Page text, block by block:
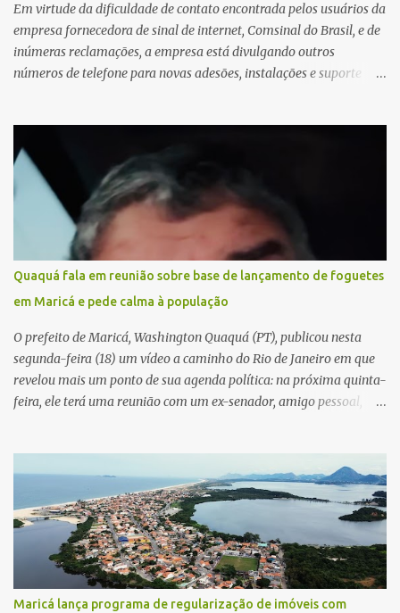
Em virtude da dificuldade de contato encontrada pelos usuários da
empresa fornecedora de sinal de internet, Comsinal do Brasil, e de
inúmeras reclamações, a empresa está divulgando outros
números de telefone para novas adesões, instalações e suporte
Quaquá fala em reunião sobre base de lançamento de foguetes
em Maricá e pede calma à população
O prefeito de Maricá, Washington Quaquá (PT), publicou nesta
segunda-feira (18) um vídeo a caminho do Rio de Janeiro em que
revelou mais um ponto de sua agenda política: na próxima quinta-
feira, ele terá uma reunião com um ex-senador, amigo pessoal,
atenção pela ousadia do projeto, que colocaria Maricá em um
novo patamar de visibilidade tecnológica e estratégica. Segundo
Quaquá, a conversa será o início de um debate maior sobre a
viabilidade dessa estrutura na cidade. Durante o vídeo, o prefeito
também respondeu às críticas que vem recebendo. Segundo ele,
muitas pessoas estão dizendo que promete muito, mas não estaria
entregando resultados imediatos. Quaquá pediu paciência e
Maricá lança programa de regularização de imóveis com